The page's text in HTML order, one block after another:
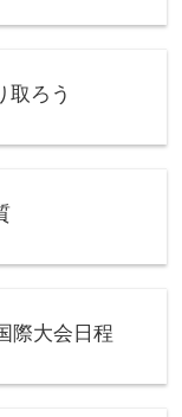
取ろう
際大会日程